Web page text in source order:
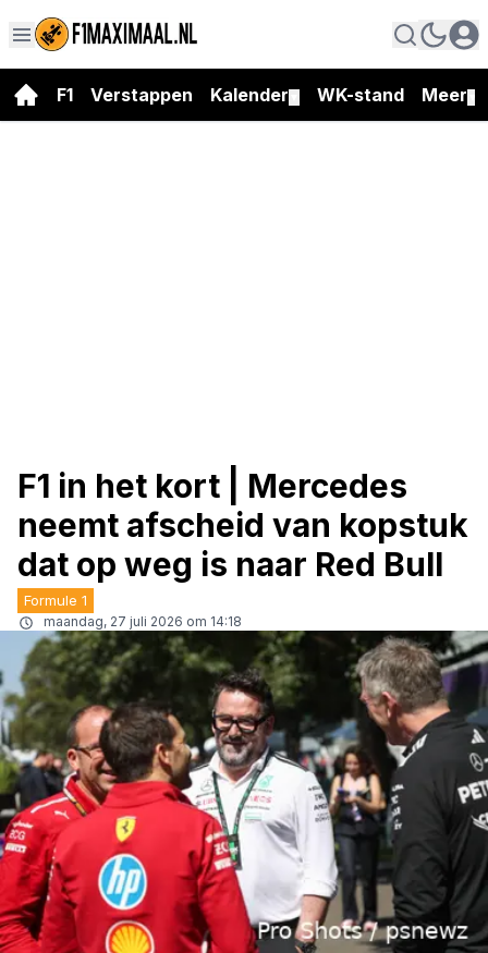
F1 Verstappen Kalender WK-stand Meer
F1 in het kort | Mercedes
neemt afscheid van kopstuk
dat op weg is naar Red Bull
Formule 1
maandag, 27 juli 2026 om 14:18